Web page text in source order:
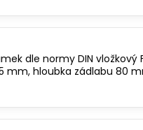
dle normy DIN vložkový
mm, hloubka zádlabu 80